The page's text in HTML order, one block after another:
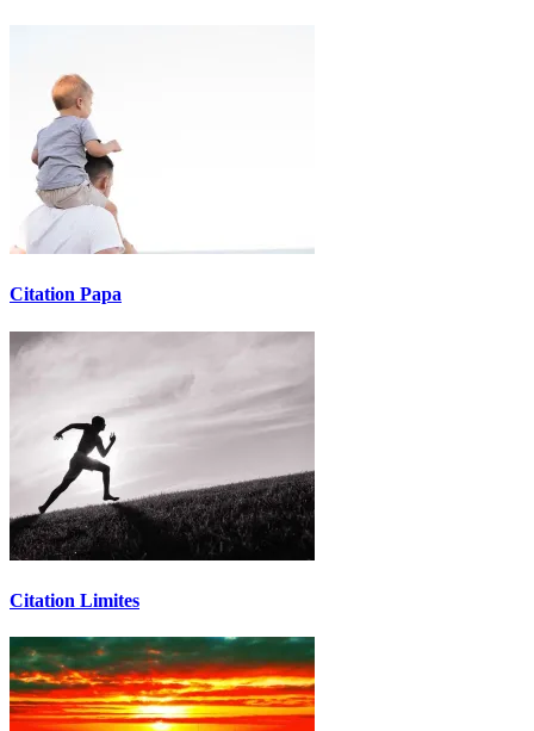
Citation Papa
Citation Limites